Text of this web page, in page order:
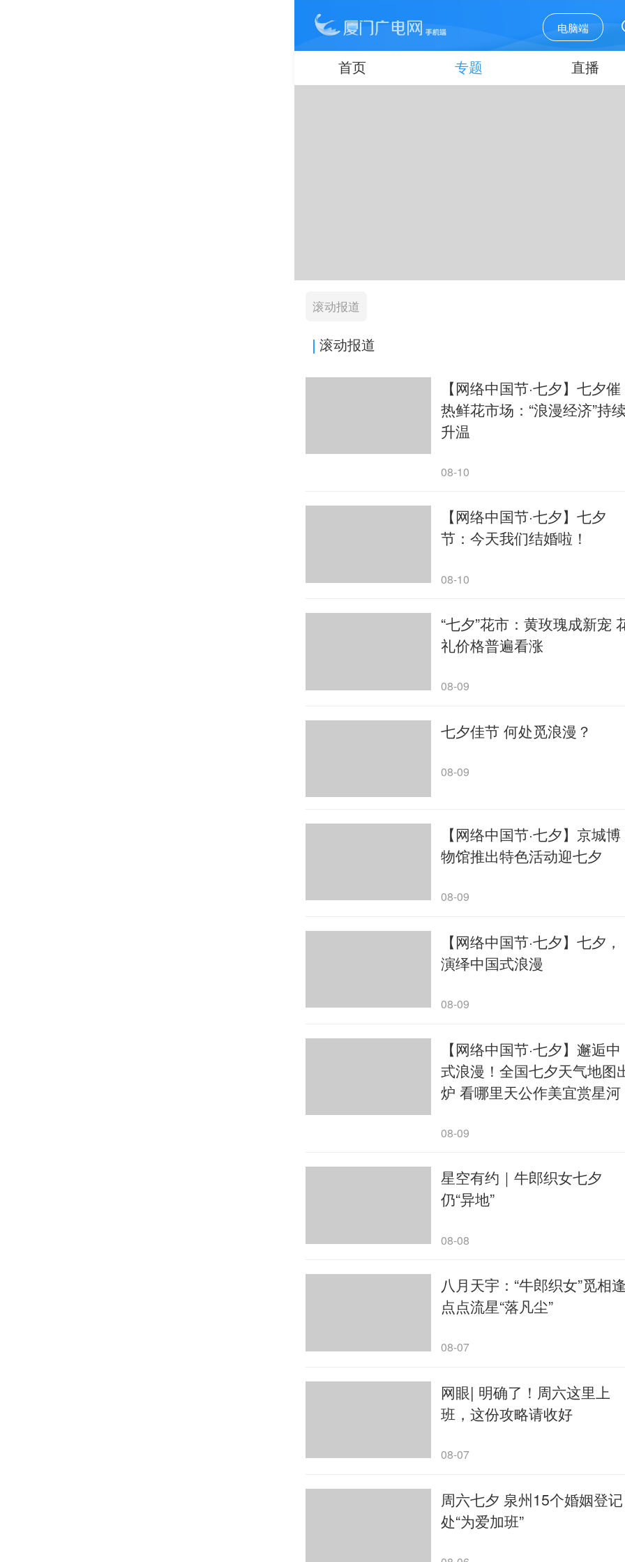
电脑端
首页 专题 直播
滚动报道
滚动报道
【网络中国节·七夕】七夕催
热鲜花市场：“浪漫经济”持
升温
08-10
【网络中国节·七夕】七夕
节：今天我们结婚啦！
08-10
“七夕”花市：黄玫瑰成新宠
礼价格普遍看涨
08-09
七夕佳节 何处觅浪漫？
08-09
【网络中国节·七夕】京城博
物馆推出特色活动迎七夕
08-09
【网络中国节·七夕】七夕，
演绎中国式浪漫
08-09
【网络中国节·七夕】邂逅中
式浪漫！全国七夕天气地图
炉 看哪里天公作美宜赏星河
08-09
星空有约｜牛郎织女七夕
仍“异地”
08-08
八月天宇：“牛郎织女”觅相
点点流星“落凡尘”
08-07
网眼| 明确了！周六这里上
班，这份攻略请收好
08-07
周六七夕 泉州15个婚姻登记
处“为爱加班”